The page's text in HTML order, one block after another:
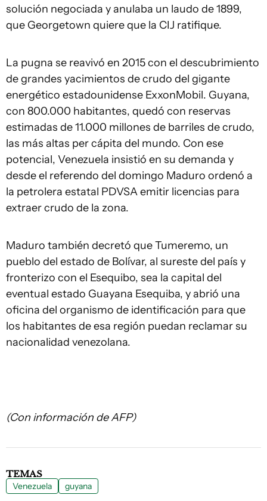
solución negociada y anulaba un laudo de 1899,
que Georgetown quiere que la CIJ ratifique.
La pugna se reavivó en 2015 con el descubrimiento
de grandes yacimientos de crudo del gigante
energético estadounidense ExxonMobil. Guyana,
con 800.000 habitantes, quedó con reservas
estimadas de 11.000 millones de barriles de crudo,
las más altas per cápita del mundo. Con ese
potencial, Venezuela insistió en su demanda y
desde el referendo del domingo Maduro ordenó a
la petrolera estatal PDVSA emitir licencias para
extraer crudo de la zona.
Maduro también decretó que Tumeremo, un
pueblo del estado de Bolívar, al sureste del país y
fronterizo con el Esequibo, sea la capital del
eventual estado Guayana Esequiba, y abrió una
oficina del organismo de identificación para que
los habitantes de esa región puedan reclamar su
nacionalidad venezolana.
(Con información de AFP)
TEMAS
Venezuela guyana